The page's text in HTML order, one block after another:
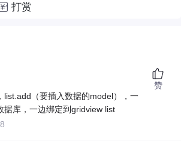
打赏
list.add（要插入数据的model），一
据库，一边绑定到gridview list
赞